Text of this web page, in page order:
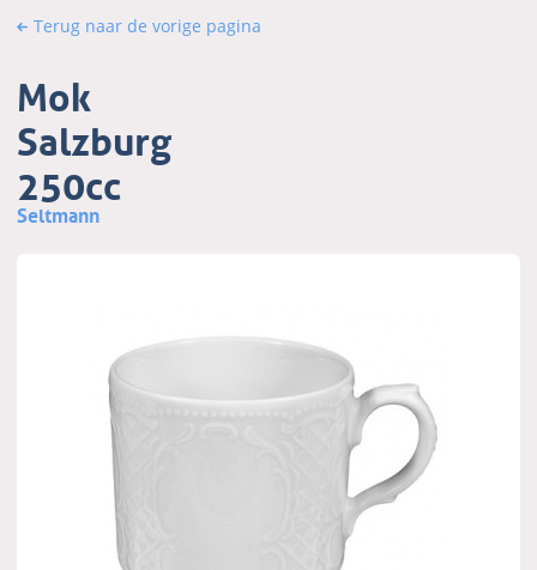
Terug naar de vorige pagina
Mok
Salzburg
250cc
Seltmann